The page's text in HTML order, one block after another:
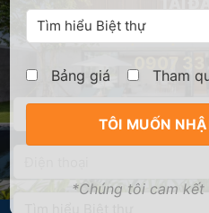
NHẬN TÀI LIỆU DỰ
Bảng giá Tham
*Chúng tôi cam